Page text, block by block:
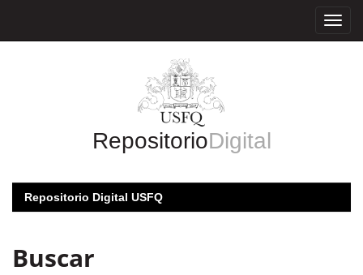
RepositorioDigital
Repositorio Digital USFQ
Buscar